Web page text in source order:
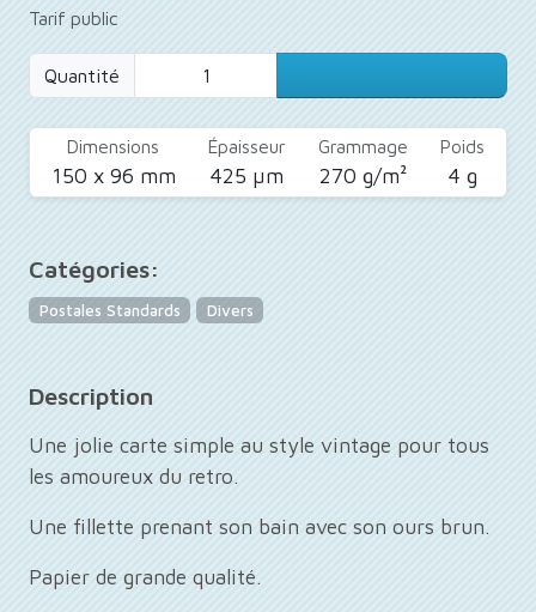
Tarif public
Quantité
Dimensions
150 x 96 mm
Épaisseur
425 µm
Grammage
270 g/m²
Poids
4 g
Catégories:
Postales Standards Divers
Description
Une jolie carte simple au style vintage pour tous
les amoureux du retro.
Une fillette prenant son bain avec son ours brun.
Papier de grande qualité.